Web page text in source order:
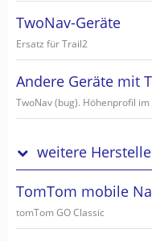
TwoNav-Geräte
Ersatz für Trail2
Andere Geräte mit
TwoNav (bug). Höhenprofil
weitere
TomTom mobile
tomTom GO Classic